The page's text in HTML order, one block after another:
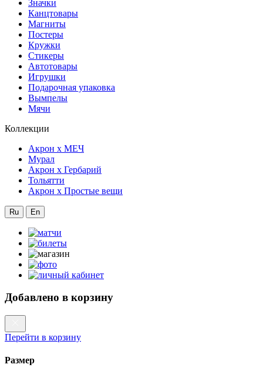
Значки
Канцтовары
Магниты
Постеры
Кружки
Стикеры
Автотовары
Игрушки
Подарочная упаковка
Вымпелы
Мячи
Коллекции
Акрон x МЕЧ
Мурал
Акрон x Гербарий
Тольятти
Акрон x Простые вещи
Ru En
Добавлено в корзину
Перейти в корзину
Размер